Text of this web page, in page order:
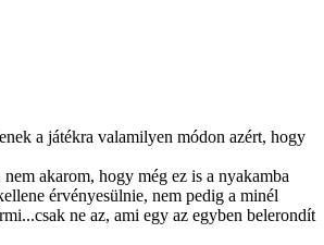
a játékra valamilyen módon azért, hogy
akarom, hogy még ez is a nyakamba
érvényesülnie, nem pedig a minél
ne az, ami egy az egyben belerondít